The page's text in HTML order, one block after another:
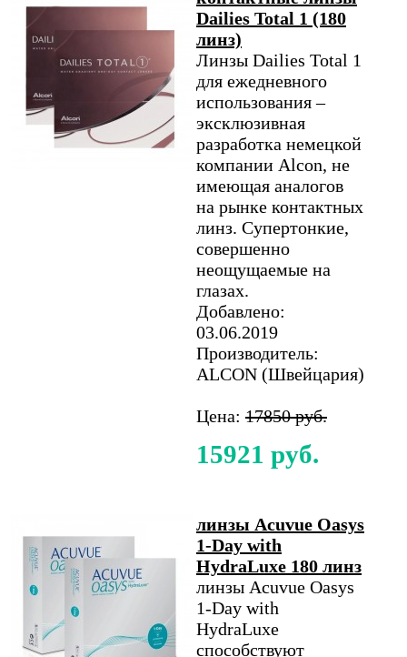
Dailies Total 1 (180
линз)
Линзы Dailies Total 1
для ежедневного
использования –
эксклюзивная
разработка немецкой
компании Alcon, не
имеющая аналогов
на рынке контактных
линз. Супертонкие,
совершенно
неощущаемые на
глазах.
Добавлено:
03.06.2019
Производитель:
ALCON (Швейцария)
Цена: 17850 руб.
15921 руб.
линзы Acuvue Oasys
1-Day with
HydraLuxe 180 линз
линзы Acuvue Oasys
1-Day with
HydraLuxe
способствуют